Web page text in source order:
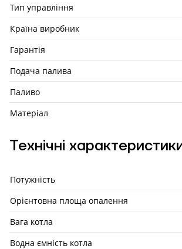
Тип управління
Країна виробник
Гарантія
Подача палива
Паливо
Матеріал
Технічні
Потужність
Орієнтовна площа опалення
Вага котла
Водна ємність котла